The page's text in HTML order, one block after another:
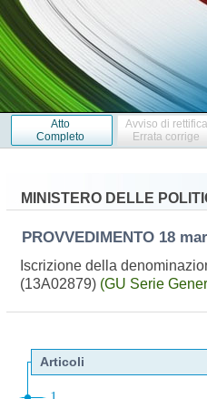
Atto
Completo
Avviso di rettifica
Errata corrige
MINISTERO DELLE
PROVVEDIMENTO 18
Iscrizione della
(13A02879) (GU Serie